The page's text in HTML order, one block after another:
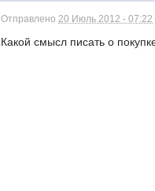
Отправлено20 Июль 2012 - 07:22
Какой смысл писать о